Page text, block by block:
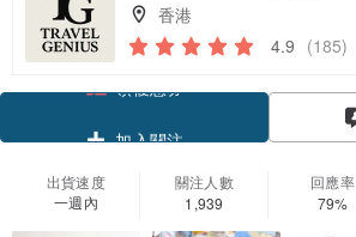
香港
4.9 (185)
出貨速度
一週內
關注人數
1,939
回應率
79%